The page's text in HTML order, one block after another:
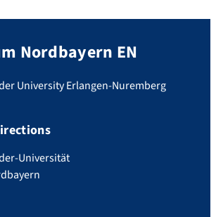
Nordbayern EN
University Erlangen-Nuremberg
Universität